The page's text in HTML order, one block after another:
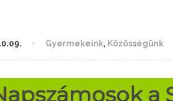
Gyermekeink, Közösségünk
a